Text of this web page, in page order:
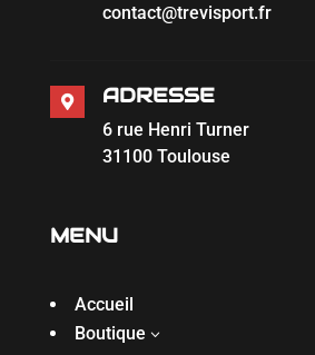
contact@trevisport.fr
 ADRESSE
6 rue Henri Turner
31100 Toulouse
MENU
Accueil
Boutique 3